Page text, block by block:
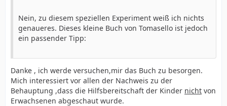
Nein, zu diesem speziellen Experiment weiß ich nichts
genaueres. Dieses kleine Buch von Tomasello ist jedoch
ein passender Tipp:
Danke , ich werde versuchen,mir das Buch zu besorgen.
Mich interessiert vor allen der Nachweis zu der
Behauptung ,dass die Hilfsbereitschaft der Kinder nicht von
Erwachsenen abgeschaut wurde.